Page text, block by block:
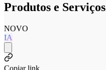
Produtos e Serviços
NOVO
IA